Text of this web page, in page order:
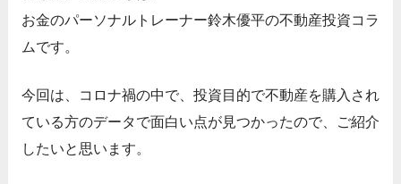
お金のパーソナルトレーナー鈴木優平の不動産投資コラ
ムです。
今回は、コロナ禍の中で、投資目的で不動産を購入され
ている方のデータで面白い点が見つかったので、ご紹介
したいと思います。